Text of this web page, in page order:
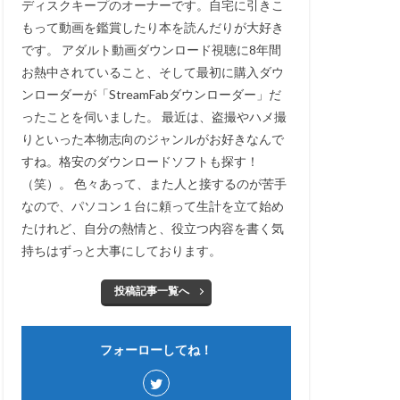
ディスクキープのオーナーです。自宅に引きこ
もって動画を鑑賞したり本を読んだりが大好き
です。 アダルト動画ダウンロード視聴に8年間
お熱中されていること、そして最初に購入ダウ
ンローダーが「StreamFabダウンローダー」だ
ったことを伺いました。 最近は、盗撮やハメ撮
りといった本物志向のジャンルがお好きなんで
すね。格安のダウンロードソフトも探す！
（笑）。 色々あって、また人と接するのが苦手
なので、パソコン１台に頼って生計を立て始め
たけれど、自分の熱情と、役立つ内容を書く気
持ちはずっと大事にしております。
投稿記事一覧へ
フォーローしてね！